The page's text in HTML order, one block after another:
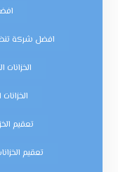
افضل شركة
الخزانات
تعقيم
تعقيم